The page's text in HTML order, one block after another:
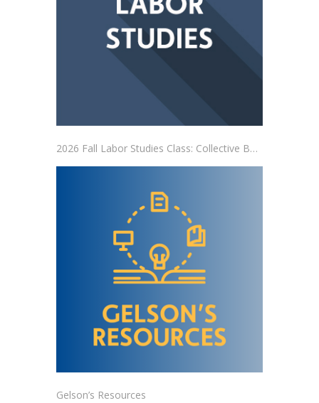
2026 Fall Labor Studies Class: Collective Bargaining
Gelson’s Resources